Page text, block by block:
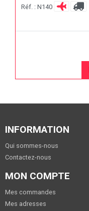
Réf. : N140
INFORMATION
Qui sommes-nous
Contactez-nous
MON COMPTE
Mes commandes
Mes adresses